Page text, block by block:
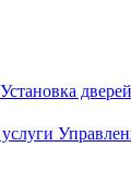
Установка дверей